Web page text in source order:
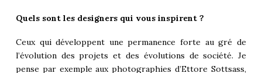
Quels sont les designers qui vous inspirent ?
Ceux qui développent une permanence forte au gré de
l’évolution des projets et des évolutions de société. Je
pense par exemple aux photographies d’Ettore Sottsass,